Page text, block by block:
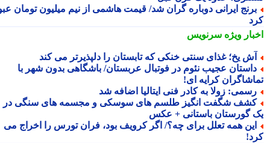
ایرانی دوباره گران شد/ قیمت هاشمی از نیم میلیون تومان عبور
ویژهسرنویس
یخ؛ غذای سنتی خنکی که تابستان را دلپذیرتر می کند
عجیب نئوم در فوتبال عربستان/ باشگاهی بدون شهر با
کرایه ای!
زولا به کادر فنی ایتالیا اضافه شد
شگفت انگیز طلسم های سوسکی و مجسمه های سنگی در
گورستان باستانی + عکس
همه تعلل برای چه؟/ اگر کرویف بود، فران تورس را اخراج می